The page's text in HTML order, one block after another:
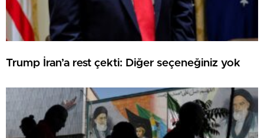
ihlallerini şiddetle kınadı